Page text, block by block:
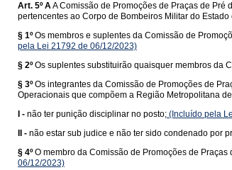
Art. 5º AA Comissão de Promoções de Praças de
pertencentes ao Corpo de Bombeiros Militar do Estado
§ 1º Os membros e suplentes da Comissão de
pela Lei 21792 de 06/12/2023)
§ 2º Os suplentes substituirão quaisquer membros da
§ 3º Os integrantes da Comissão de Promoções de
Operacionais que compõem a Região Metropolitana
I - não ter punição disciplinar no posto; (Incluído pela
II - não estar sub judice e não ter sido condenado por
§ 4º O membro da Comissão de Promoções de
06/12/2023)